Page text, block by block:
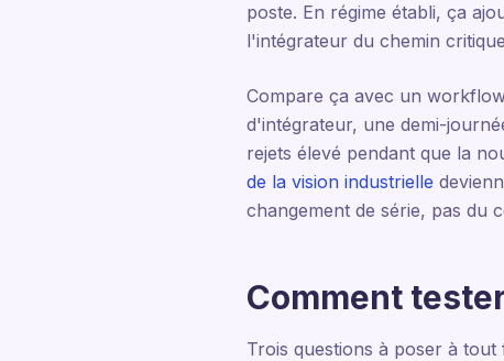
poste. En régime établi, ça
l'intégrateur du chemin
Compare ça avec un
d'intégrateur, une demi-
rejets élevé pendant que la
de la vision industrielle
changement de série, pas du
Comment
Trois questions à poser à